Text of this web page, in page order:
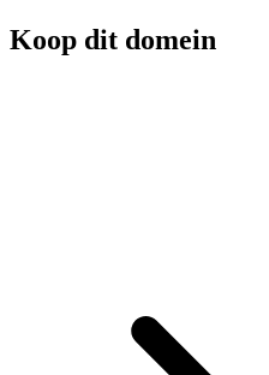
Koop dit domein